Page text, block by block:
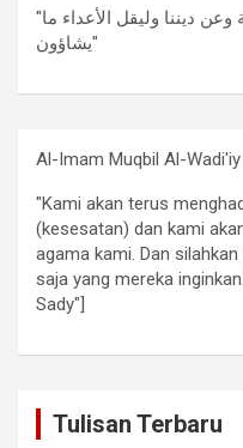
"سنناطح ونجادل وندافع عن السنة وعن ديننا وليقل الأعداء ما
يشاؤون"
Al-Imam Muqbil Al-
"Kami akan terus
(kesesatan) dan kami
agama kami. Dan
saja yang mereka
Sady"]
Tulisan Terbaru